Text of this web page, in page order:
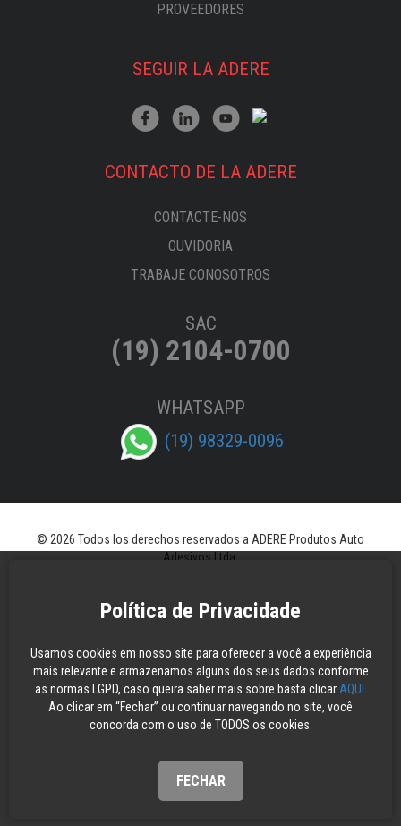
PROVEEDORES
SEGUIR LA ADERE
CONTACTO DE LA ADERE
CONTACTE-NOS
OUVIDORIA
TRABAJE CONOSOTROS
SAC
(19) 2104-0700
WHATSAPP
(19) 98329-0096
Política de Privacidade
Usamos cookies em nosso site para oferecer a você a experiência
mais relevante e armazenamos alguns dos seus dados conforme
as normas LGPD, caso queira saber mais sobre basta clicar AQUI
Ao clicar em “Fechar” ou continuar navegando no site, você
concorda com o uso de TODOS os cookies.
FECHAR
© 2026 Todos los derechos reservados a ADERE Produtos Auto
Adesivos Ltda.